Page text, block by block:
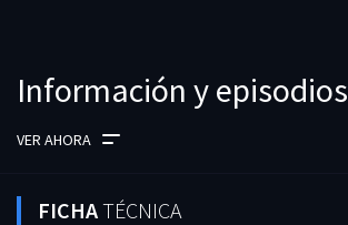
Información y episodios
FICHATÉCNICA